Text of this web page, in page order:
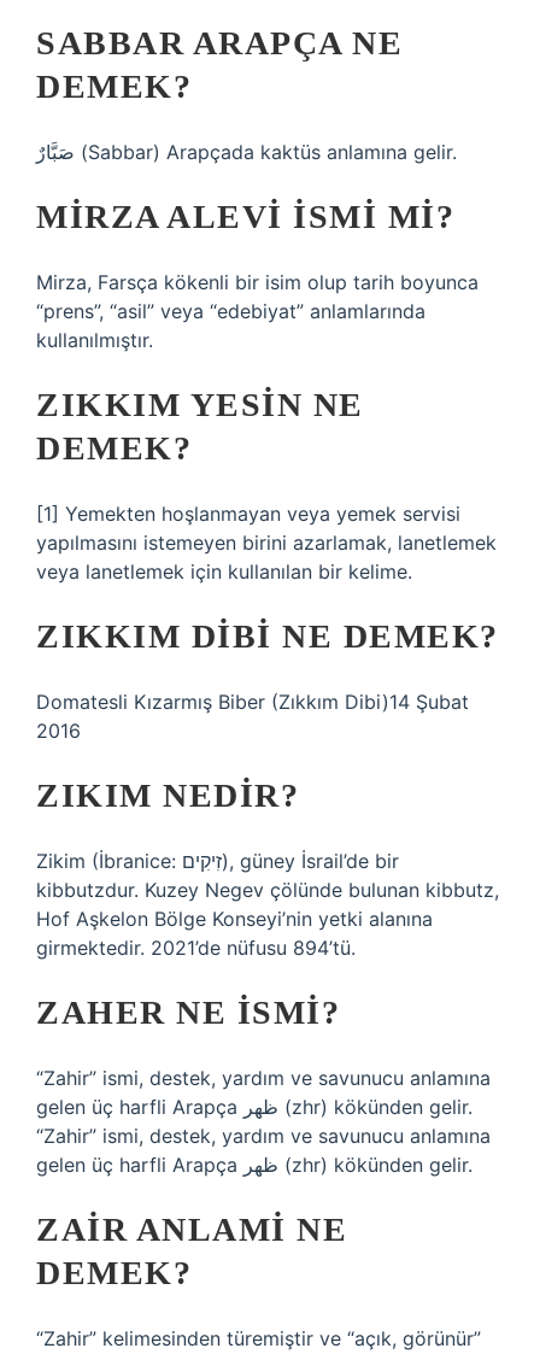
SABBAR ARAPÇA NE
DEMEK?
صَبَّارٌ (Sabbar) Arapçada kaktüs anlamına gelir.
MIRZA ALEVI ISMI MI?
Mirza, Farsça kökenli bir isim olup tarih boyunca
“prens”, “asil” veya “edebiyat” anlamlarında
kullanılmıştır.
ZIKKIM YESIN NE
DEMEK?
[1] Yemekten hoşlanmayan veya yemek servisi
yapılmasını istemeyen birini azarlamak, lanetlemek
veya lanetlemek için kullanılan bir kelime.
ZIKKIM DIBI NE DEMEK?
Domatesli Kızarmış Biber (Zıkkım Dibi)14 Şubat
2016
ZIKIM NEDIR?
Zikim (İbranice: זִיקִים), güney İsrail’de bir
kibbutzdur. Kuzey Negev çölünde bulunan kibbutz,
Hof Aşkelon Bölge Konseyi’nin yetki alanına
girmektedir. 2021’de nüfusu 894’tü.
ZAHER NE ISMI?
“Zahir” ismi, destek, yardım ve savunucu anlamına
gelen üç harfli Arapça ظهر (zhr) kökünden gelir.
“Zahir” ismi, destek, yardım ve savunucu anlamına
gelen üç harfli Arapça ظهر (zhr) kökünden gelir.
ZAIR ANLAMI NE
DEMEK?
“Zahir” kelimesinden türemiştir ve “açık, görünür”